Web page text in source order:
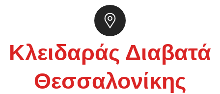
Κλειδαράς Διαβατά
Θεσσαλονίκης